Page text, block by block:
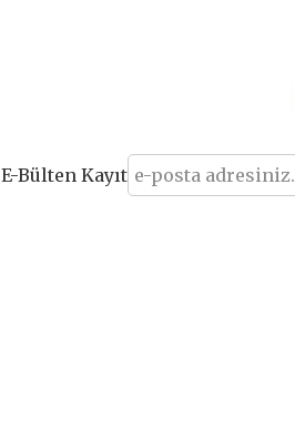
E-Bülten Kayıt